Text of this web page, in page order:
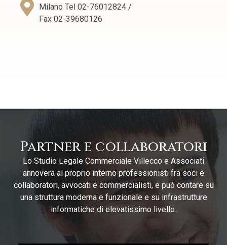
Milano Tel 02-76012824 /
Fax 02-39680126
Partner e collaboratori
Lo Studio Legale Commerciale Villecco e Associati
annovera al proprio interno professionisti fra soci e
collaboratori, avvocati e commercialisti, e può contare su
una struttura moderna e funzionale e su infrastrutture
informatiche di elevatissimo livello.